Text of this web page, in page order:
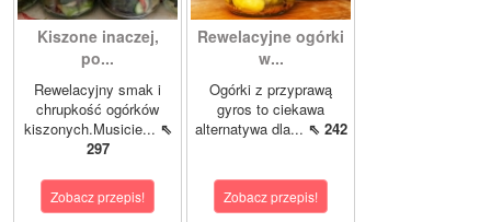
Kiszone inaczej,
po...
Rewelacyjny smak i
chrupkość ogórków
kiszonych.Musicie... ⇖
297
Zobacz przepis!
Rewelacyjne ogórki
w...
Ogórki z przyprawą
gyros to ciekawa
alternatywa dla... ⇖ 242
Zobacz przepis!